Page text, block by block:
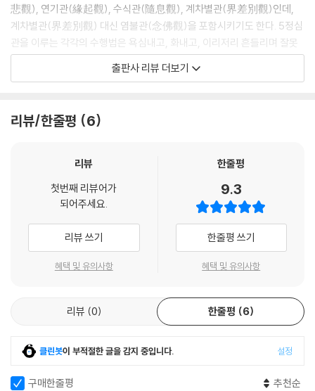
촛불명상의 특징 193
촛불명상의 방법과 효과 195
? 묻고 답하기 198
번뇌를 태워서 없애는 것 201
고통받은 만큼 지혜가 생긴다 206
들음과 알아차림 수련 221
? 묻고 답하기 224
만트라 명상의 방법과 종류 226
? 묻고 답하기 235
만트라 명상의 효과 235
? 묻고 답하기 236
? 묻고 답하기 244
나를 객관화해서 보는 것 249
세 가지 마음 253
반대로 뜻을 이루지 못했습니다. 불심 강한 어머니가 출가를 적극 반대했
으니, 나로서는 이해할 수 없는 모순이었지요. 그러면서 붓다의 세계에 깊
이 빠져들었습니다.
깨달음을 향한 간절한 소망으로 불교 교학에 마음을 쏟았습니다. 불교수행
론의 핵심을 파악하고 당당하게 출가하리라고 다짐했습니다. 그러나 불교
계를 체득해야 하고, 온갖 학파를 섭렵해야 했습니다. 산스크리트어, 빨리
다. 논문을 쓸 수가 없었습니다. 무아無我, 무상無常, 공 空, 연기법緣起
法의 이치를 모르니까요. 무착無著, 세친世親 과 같은 논사들이 설한 유
식설唯識說의 진의眞義 를 모르니까요.
좌복 위에 앉아야 했습니다. 선지식을 만나야 했습니다. 진리를, 이 세계를,
이 마음을 모르니까요. 간절한 마음으로 선지식을 찾기도 하고, 수행처를
전전하기도 했습니다. 눈을 감고 수많은 생각을 내려놓고 내 몸을 볼 수밖
에 없었습니다. 보고 보고 또 보니, 과연 붓다의 말씀처럼 어느 날 몸이 사
있는 마음이 있다는 것을 확연히 알았습니다. 선종의 무수한 선사들이 무
념무상無念無相이라고 했는데, 과연 생각 자체가 허상이었습니다.
서 꿈틀대었습니다. 그러면서 저절로 알게 되었습니다. ‘이 심리를 보아야
진정한 수행이구나! 꿈틀대는 심리를 보고 또 보는 것이 불교의 위빠사나
悲觀), 연기관(緣起觀), 수식관(隨息觀), 계차별관(界差別觀)인데,
계차별관(界差別觀) 대신 염불관(念佛觀)을 포함시키기도 한다. 5정심
관을 이루는 각각의 수행법은 욕심내고, 화내고, 이리저리 흔들리며 잘못
된 관념에 어리석은 판단을 하는 마음의 허물을 다스리고 치유하기 위한
인이 쉽게 수행할 수 있도록 이 5정심관을 현대적으로 변용한 12가지 명상
심자용 수행 프로그램에서 강의한 내용을 녹음하여 정리한 것이다.
1년 동안 한 달에 한 가지씩
몸과 감정, 마음과 관념을 다스리면
내가 바뀌고 나를 둘러싼 현실이 바뀐다
1년 동안 한 달에 한 가지씩 순차적으로 익히는 12가지 명상법은 명상에 입
도움을 받았다. 12가지 명상법은 서로 연결되어 있으며, [몸 - 느낌 - 마음
- 개념]의 순으로 구성되어 있고, 이 순서대로 수행하는 것이 효과적이다.
1문 몸관찰, 2문 부정관, 3문 점관찰은 몸을 안팎에서 관찰하는 것이다. 1
문 몸관찰은 마음을 전반적으로 알기 위한 것이고, 2문 부정관은 몸에 갇
인 물질을 통해서 몸을 관찰하는 것으로, 외부의 점을 그대로 바라보면서
출판사 리뷰 더보기
리뷰/한줄평 6
리뷰
첫번째 리뷰어가
되어주세요.
리뷰 쓰기
혜택 및 유의사항
한줄평
9.3
한줄평 쓰기
혜택 및 유의사항
리뷰 0 한줄평 6
클린봇이 부적절한 글을 감지 중입니다. 설정
구매한줄평 추천순